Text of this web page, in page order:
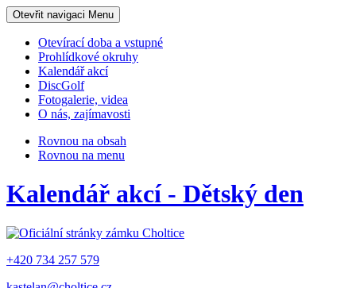
Otevřit navigaci Menu
Otevírací doba a vstupné
Prohlídkové okruhy
Kalendář akcí
DiscGolf
Fotogalerie, videa
O nás, zajímavosti
Rovnou na obsah
Rovnou na menu
Kalendář akcí - Dětský den
+420 734 257 579